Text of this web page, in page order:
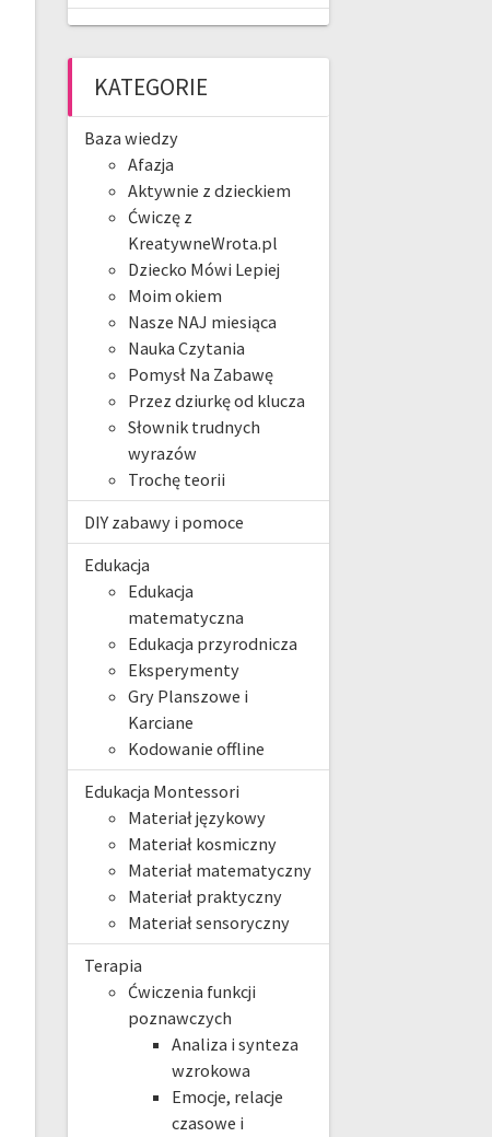
KATEGORIE
Baza wiedzy
Afazja
Aktywnie z dzieckiem
Ćwiczę z
KreatywneWrota.pl
Dziecko Mówi Lepiej
Moim okiem
Nasze NAJ miesiąca
Nauka Czytania
Pomysł Na Zabawę
Przez dziurkę od klucza
Słownik trudnych
wyrazów
Trochę teorii
DIY zabawy i pomoce
Edukacja
Edukacja
matematyczna
Edukacja przyrodnicza
Eksperymenty
Gry Planszowe i
Karciane
Kodowanie offline
Edukacja Montessori
Materiał językowy
Materiał kosmiczny
Materiał matematyczny
Materiał praktyczny
Materiał sensoryczny
Terapia
Ćwiczenia funkcji
poznawczych
Analiza i synteza
wzrokowa
Emocje, relacje
czasowe i